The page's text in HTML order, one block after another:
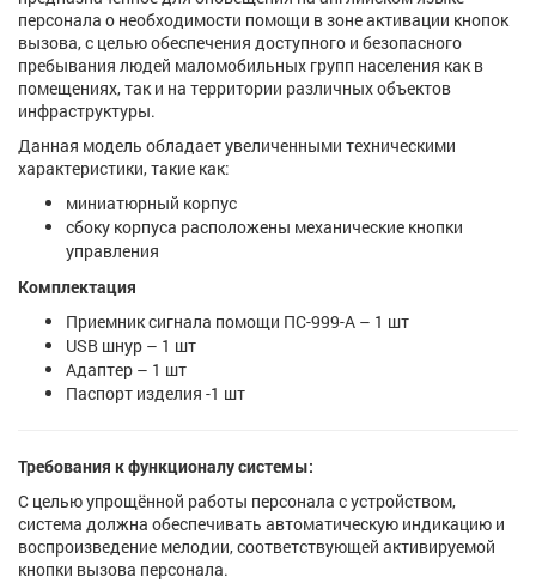
персонала о необходимости помощи в зоне активации кнопок
вызова, с целью обеспечения доступного и безопасного
пребывания людей маломобильных групп населения как в
помещениях, так и на территории различных объектов
инфраструктуры.
Данная модель обладает увеличенными техническими
характеристики, такие как:
миниатюрный корпус
сбоку корпуса расположены механические кнопки
управления
Комплектация
Приемник сигнала помощи ПС-999-A – 1 шт
USB шнур – 1 шт
Адаптер – 1 шт
Паспорт изделия -1 шт
Требования к функционалу системы:
С целью упрощённой работы персонала с устройством,
система должна обеспечивать автоматическую индикацию и
воспроизведение мелодии, соответствующей активируемой
кнопки вызова персонала.